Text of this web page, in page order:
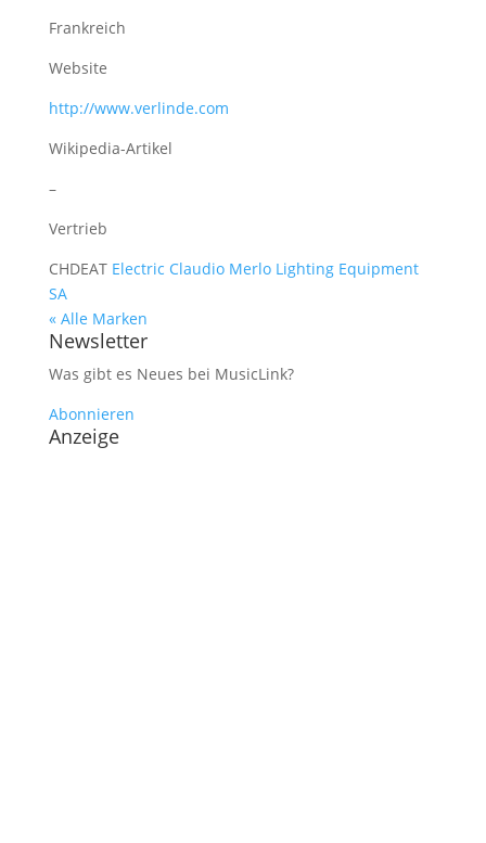
Frankreich
Website
http://www.verlinde.com
Wikipedia-Artikel
–
Vertrieb
CHDEAT Electric Claudio Merlo Lighting Equipment
SA
« Alle Marken
Newsletter
Was gibt es Neues bei MusicLink?
Abonnieren
Anzeige